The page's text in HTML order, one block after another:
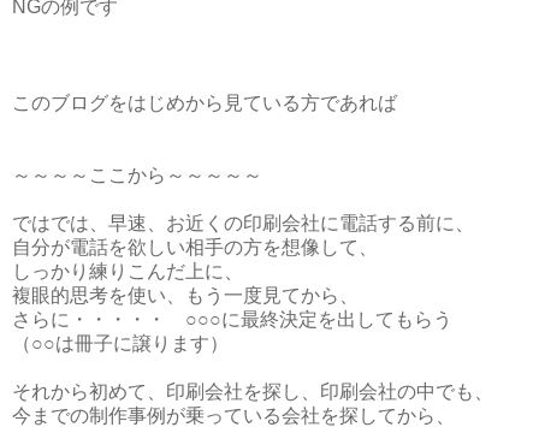
NGの例です
このブログをはじめから見ている方であれば
～～～～ここから～～～～～
ではでは、早速、お近くの印刷会社に電話する前に、
自分が電話を欲しい相手の方を想像して、
しっかり練りこんだ上に、
複眼的思考を使い、もう一度見てから、
さらに・・・・・ ○○○に最終決定を出してもらう
（○○は冊子に譲ります）
それから初めて、印刷会社を探し、印刷会社の中でも、
今までの制作事例が乗っている会社を探してから、